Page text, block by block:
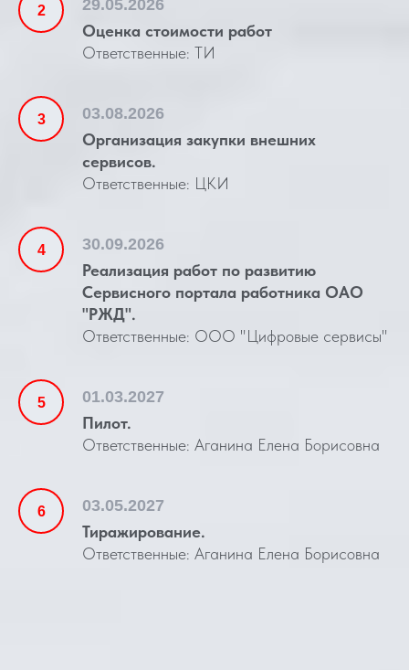
29.05.2026
Оценка стоимости работ
Ответственные: ТИ
03.08.2026
Организация закупки внешних
сервисов.
Ответственные: ЦКИ
30.09.2026
Реализация работ по развитию
Сервисного портала работника ОАО
"РЖД".
Ответственные: ООО "Цифровые сервисы"
01.03.2027
Пилот.
Ответственные: Аганина Елена Борисовна
03.05.2027
Тиражирование.
Ответственные: Аганина Елена Борисовна